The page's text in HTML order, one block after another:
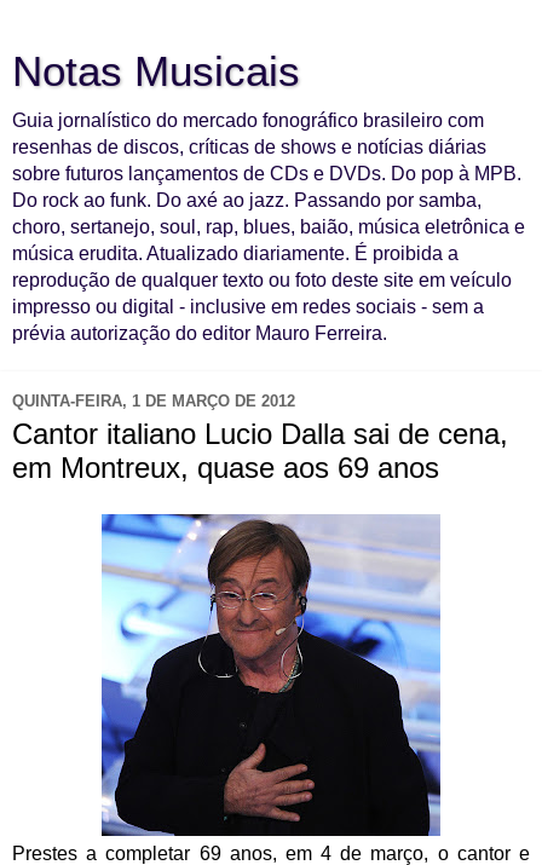
Notas Musicais
Guia jornalístico do mercado fonográfico brasileiro com
resenhas de discos, críticas de shows e notícias diárias
sobre futuros lançamentos de CDs e DVDs. Do pop à MPB.
Do rock ao funk. Do axé ao jazz. Passando por samba,
choro, sertanejo, soul, rap, blues, baião, música eletrônica e
música erudita. Atualizado diariamente. É proibida a
reprodução de qualquer texto ou foto deste site em veículo
impresso ou digital - inclusive em redes sociais - sem a
prévia autorização do editor Mauro Ferreira.
QUINTA-FEIRA, 1 DE MARÇO DE 2012
Cantor italiano Lucio Dalla sai de cena,
em Montreux, quase aos 69 anos
Prestes a completar 69 anos, em 4 de março, o cantor e